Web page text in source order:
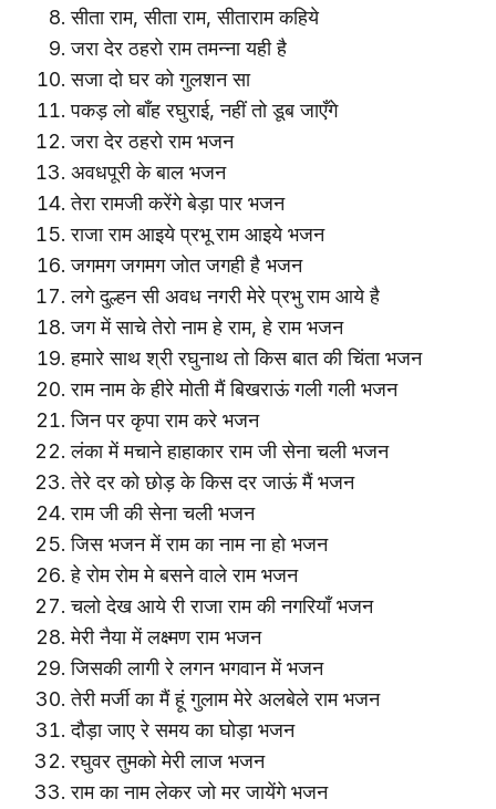
सीता राम, सीता राम, सीताराम कहिये
जरा देर ठहरो राम तमन्ना यही है
सजा दो घर को गुलशन सा
पकड़ लो बाँह रघुराई, नहीं तो डूब जाएँगे
जरा देर ठहरो राम भजन
अवधपूरी के बाल भजन
तेरा रामजी करेंगे बेड़ा पार भजन
राजा राम आइये प्रभू राम आइये भजन
जगमग जगमग जोत जगही है भजन
लगे दुल्हन सी अवध नगरी मेरे प्रभु राम आये है
जग में साचे तेरो नाम हे राम, हे राम भजन
हमारे साथ श्री रघुनाथ तो किस बात की चिंता भजन
राम नाम के हीरे मोती मैं बिखराऊं गली गली भजन
जिन पर कृपा राम करे भजन
लंका में मचाने हाहाकार राम जी सेना चली भजन
तेरे दर को छोड़ के किस दर जाऊं मैं भजन
राम जी की सेना चली भजन
जिस भजन में राम का नाम ना हो भजन
हे रोम रोम मे बसने वाले राम भजन
चलो देख आये री राजा राम की नगरियाँ भजन
मेरी नैया में लक्ष्मण राम भजन
जिसकी लागी रे लगन भगवान में भजन
तेरी मर्जी का मैं हूं गुलाम मेरे अलबेले राम भजन
दौड़ा जाए रे समय का घोड़ा भजन
रघुवर तुमको मेरी लाज भजन
राम का नाम लेकर जो मर जायेंगे भजन